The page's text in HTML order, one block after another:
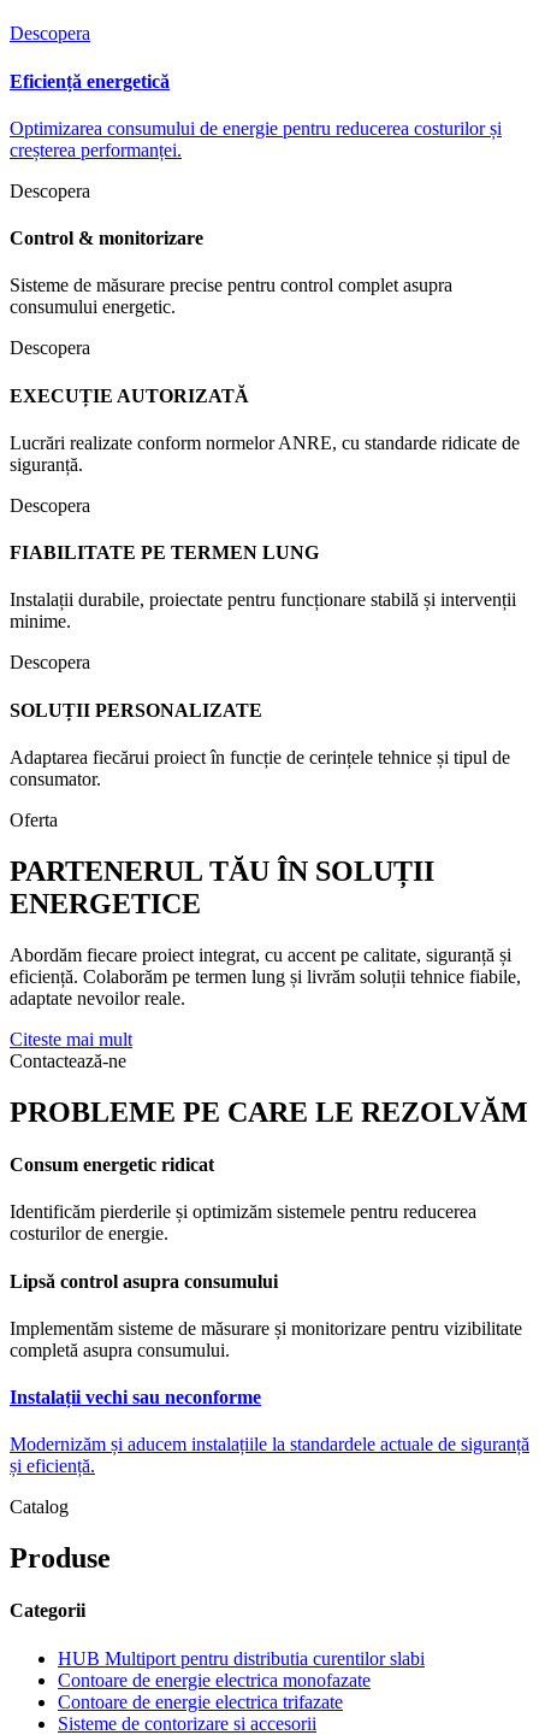
Descopera
Eficiență energetică
Optimizarea consumului de energie pentru reducerea costurilor și
creșterea performanței.
Descopera
Control & monitorizare
Sisteme de măsurare precise pentru control complet asupra
consumului energetic.
Descopera
EXECUȚIE AUTORIZATĂ
Lucrări realizate conform normelor ANRE, cu standarde ridicate de
siguranță.
Descopera
FIABILITATE PE TERMEN LUNG
Instalații durabile, proiectate pentru funcționare stabilă și intervenții
minime.
Descopera
SOLUȚII PERSONALIZATE
Adaptarea fiecărui proiect în funcție de cerințele tehnice și tipul de
consumator.
Oferta
PARTENERUL TĂU ÎN SOLUȚII
ENERGETICE
Abordăm fiecare proiect integrat, cu accent pe calitate, siguranță și
eficiență. Colaborăm pe termen lung și livrăm soluții tehnice fiabile,
adaptate nevoilor reale.
Citeste mai mult
Contactează-ne
PROBLEME PE CARE LE REZOLVĂM
Consum energetic ridicat
Identificăm pierderile și optimizăm sistemele pentru reducerea
costurilor de energie.
Lipsă control asupra consumului
Implementăm sisteme de măsurare și monitorizare pentru vizibilitate
completă asupra consumului.
Instalații vechi sau neconforme
Modernizăm și aducem instalațiile la standardele actuale de siguranță
și eficiență.
Catalog
Produse
Categorii
HUB Multiport pentru distributia curentilor slabi
Contoare de energie electrica monofazate
Contoare de energie electrica trifazate
Sisteme de contorizare si accesorii